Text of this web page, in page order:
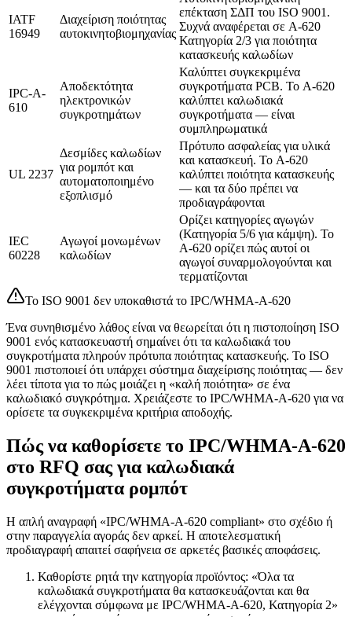
IATF
16949
Διαχείριση ποιότητας
αυτοκινητοβιομηχανίας
επέκταση ΣΔΠ του ISO 9001.
Συχνά αναφέρεται σε A-620
Κατηγορία 2/3 για ποιότητα
κατασκευής καλωδίων
IPC-A-
610
Αποδεκτότητα
ηλεκτρονικών
συγκροτημάτων
Καλύπτει συγκεκριμένα
συγκροτήματα PCB. Το A-620
καλύπτει καλωδιακά
συγκροτήματα — είναι
συμπληρωματικά
UL 2237
Δεσμίδες καλωδίων
για ρομπότ και
αυτοματοποιημένο
εξοπλισμό
Πρότυπο ασφαλείας για υλικά
και κατασκευή. Το A-620
καλύπτει ποιότητα κατασκευής
— και τα δύο πρέπει να
προδιαγράφονται
IEC
60228
Αγωγοί μονωμένων
καλωδίων
Ορίζει κατηγορίες αγωγών
(Κατηγορία 5/6 για κάμψη). Το
A-620 ορίζει πώς αυτοί οι
αγωγοί συναρμολογούνται και
τερματίζονται
Το ISO 9001 δεν υποκαθιστά το IPC/WHMA-A-620
Ένα συνηθισμένο λάθος είναι να θεωρείται ότι η πιστοποίηση ISO
9001 ενός κατασκευαστή σημαίνει ότι τα καλωδιακά του
συγκροτήματα πληρούν πρότυπα ποιότητας κατασκευής. Το ISO
9001 πιστοποιεί ότι υπάρχει σύστημα διαχείρισης ποιότητας — δεν
λέει τίποτα για το πώς μοιάζει η «καλή ποιότητα» σε ένα
καλωδιακό συγκρότημα. Χρειάζεστε το IPC/WHMA-A-620 για να
ορίσετε τα συγκεκριμένα κριτήρια αποδοχής.
Πώς να καθορίσετε το IPC/WHMA-A-620
στο RFQ σας για καλωδιακά
συγκροτήματα ρομπότ
Η απλή αναγραφή «IPC/WHMA-A-620 compliant» στο σχέδιο ή
στην παραγγελία αγοράς δεν αρκεί. Η αποτελεσματική
προδιαγραφή απαιτεί σαφήνεια σε αρκετές βασικές αποφάσεις.
Καθορίστε ρητά την κατηγορία προϊόντος: «Όλα τα
καλωδιακά συγκροτήματα θα κατασκευάζονται και θα
ελέγχονται σύμφωνα με IPC/WHMA-A-620, Κατηγορία 2»